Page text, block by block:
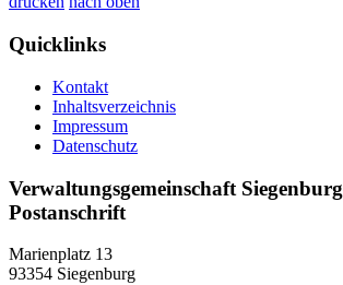
Quicklinks
Kontakt
Inhaltsverzeichnis
Impressum
Datenschutz
Verwaltungsgemeinschaft Siegenburg
Postanschrift
Marienplatz 13
93354 Siegenburg